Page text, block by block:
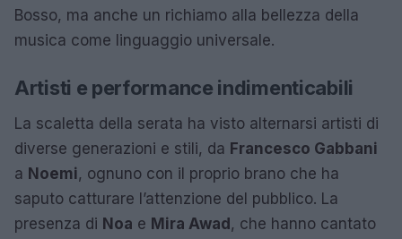
Bosso, ma anche un richiamo alla bellezza della
musica come linguaggio universale.
Artisti e performance indimenticabili
La scaletta della serata ha visto alternarsi artisti di
diverse generazioni e stili, da Francesco Gabbani
a Noemi, ognuno con il proprio brano che ha
saputo catturare l’attenzione del pubblico. La
presenza di Noa e Mira Awad , che hanno cantato